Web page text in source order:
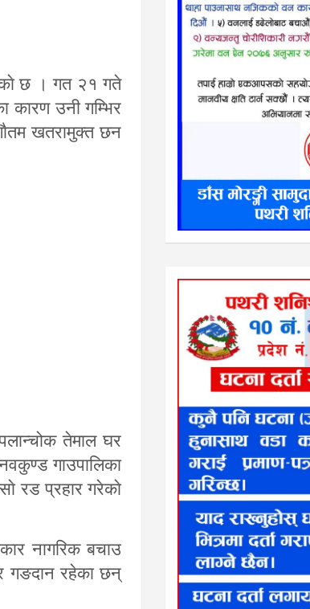
छ । गत २१ गते
कारण उनी गम्भिर
खतरामुक्त छन
तेमाल घर
गाउपालिका
रड प्रहार गरेकाे
नागरिक बचाउ
गङदान रहेका छन्